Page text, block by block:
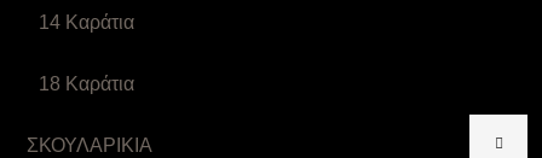
14 Καράτια
18 Καράτια
ΣΚΟΥΛΑΡΙΚΙΑ